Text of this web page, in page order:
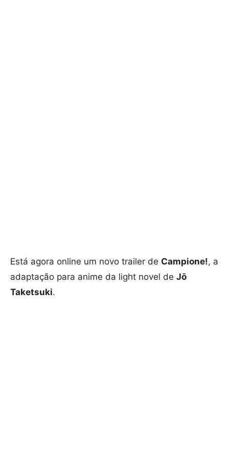
Está agora online um novo trailer de Campione!, a
adaptação para anime da light novel de Jō
Taketsuki.